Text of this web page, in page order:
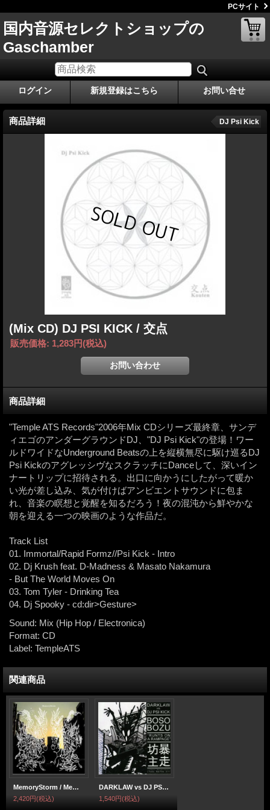
PCサイト
国内音源セレクトショップの
Gaschamber
ログイン 新規登録はこちら お問い合せ
商品詳細 DJ Psi Kick
(Mix CD) DJ PSI KICK / 交点
販売価格: 1,283円(税込)
商品詳細
"Temple ATS Records"2006年Mix CDシリーズ最終章、サンデ
ィエゴのアンダーグラウンドDJ、"DJ Psi Kick"の登場！ワー
ルドワイドなUnderground Beatsの上を縦横無尽に駆け巡るDJ
Psi KickのアグレッシヴなスクラッチにDanceして、深いイン
ナートリップに招待される。出口に向かうにしたがって暖か
い光が差し込み、気が付けばアンビエントサウンドに包ま
れ、音楽の瞑想と覚醒を知るだろう！夜の混沌から鮮やかな
朝を迎える一つの映画のような作品だ。
Track List
01. Immortal/Rapid Formz//Psi Kick - Intro
02. Dj Krush feat. D-Madness & Masato Nakamura
- But The World Moves On
03. Tom Tyler - Drinking Tea
04. Dj Spooky - cd:dir>Gesture>
Sound: Mix (Hip Hop / Electronica)
Format: CD
Label: TempleATS
関連商品
MemoryStorm / MemoryStorm
2,420円(税込)
DARKLAW vs DJ PSI KICK / 暴走坊主
1,540円(税込)